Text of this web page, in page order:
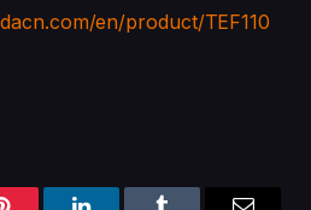
en/product/TEF110